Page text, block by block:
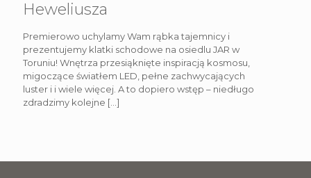
Heweliusza
Premierowo uchylamy Wam rąbka tajemnicy i
prezentujemy klatki schodowe na osiedlu JAR w
Toruniu! Wnętrza przesiąknięte inspiracją kosmosu,
migoczące światłem LED, pełne zachwycających
luster i i wiele więcej. A to dopiero wstęp – niedługo
zdradzimy kolejne […]